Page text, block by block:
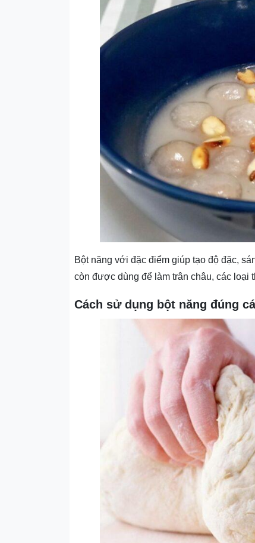
Bột năng với đặc điểm giúp tạo độ đặc,
còn được dùng để làm trân châu, các loại
Cách sử dụng bột năng đúng